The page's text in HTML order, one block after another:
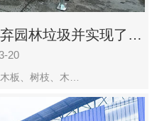
园林垃圾并实现了再
20
板、树枝、木…